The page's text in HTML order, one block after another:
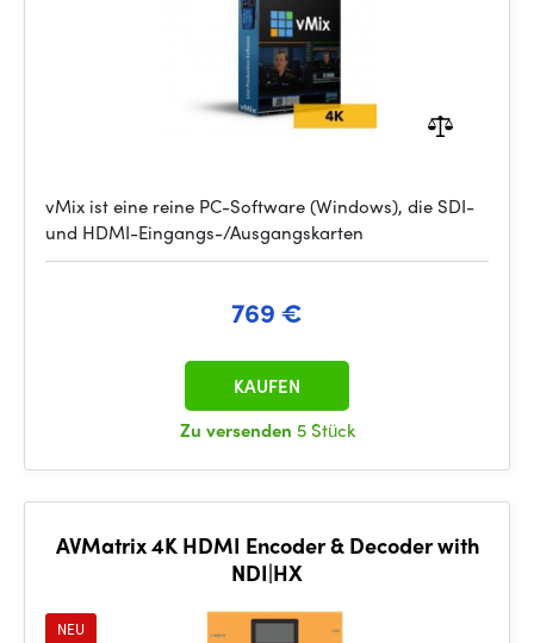
vMix ist eine reine PC-Software (Windows), die SDI-
und HDMI-Eingangs-/Ausgangskarten
769 €
Zu versenden 5 Stück
KAUFEN
AVMatrix 4K HDMI Encoder & Decoder with
NDI|HX
NEU